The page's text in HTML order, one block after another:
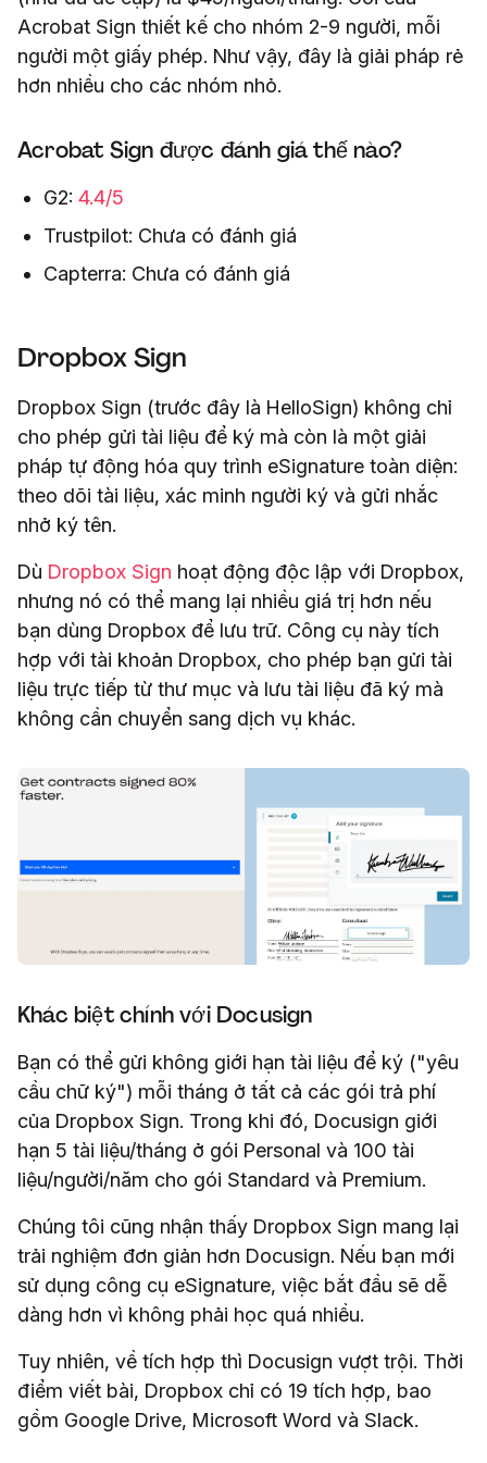
Acrobat Sign thiết kế cho nhóm 2-9 người, mỗi
người một giấy phép. Như vậy, đây là giải pháp rẻ
hơn nhiều cho các nhóm nhỏ.
Acrobat Sign được đánh giá thế nào?
G2: 4.4/5
Trustpilot: Chưa có đánh giá
Capterra: Chưa có đánh giá
Dropbox Sign
Dropbox Sign (trước đây là HelloSign) không chỉ
cho phép gửi tài liệu để ký mà còn là một giải
pháp tự động hóa quy trình eSignature toàn diện:
theo dõi tài liệu, xác minh người ký và gửi nhắc
nhở ký tên.
Dù Dropbox Sign hoạt động độc lập với Dropbox,
nhưng nó có thể mang lại nhiều giá trị hơn nếu
bạn dùng Dropbox để lưu trữ. Công cụ này tích
hợp với tài khoản Dropbox, cho phép bạn gửi tài
liệu trực tiếp từ thư mục và lưu tài liệu đã ký mà
không cần chuyển sang dịch vụ khác.
Khác biệt chính với Docusign
Bạn có thể gửi không giới hạn tài liệu để ký ("yêu
cầu chữ ký") mỗi tháng ở tất cả các gói trả phí
của Dropbox Sign. Trong khi đó, Docusign giới
hạn 5 tài liệu/tháng ở gói Personal và 100 tài
liệu/người/năm cho gói Standard và Premium.
Chúng tôi cũng nhận thấy Dropbox Sign mang lại
trải nghiệm đơn giản hơn Docusign. Nếu bạn mới
sử dụng công cụ eSignature, việc bắt đầu sẽ dễ
dàng hơn vì không phải học quá nhiều.
Tuy nhiên, về tích hợp thì Docusign vượt trội. Thời
điểm viết bài, Dropbox chỉ có 19 tích hợp, bao
gồm Google Drive, Microsoft Word và Slack.